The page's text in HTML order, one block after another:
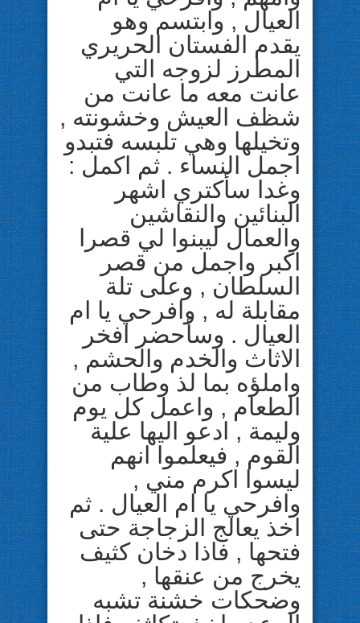
العيال , وابتسم وهو
يقدم الفستان الحريري
المطرز لزوجه التي
عانت معه ما عانت من
شظف العيش وخشونته ,
وتخيلها وهي تلبسه فتبدو
اجمل النساء . ثم اكمل :
وغدا سأكتري اشهر
البنائين والنقاشين
والعمال ليبنوا لي قصرا
اكبر واجمل من قصر
السلطان , وعلى تلة
مقابلة له , وافرحي يا ام
العيال . وسأحضر افخر
الاثاث والخدم والحشم ,
واملؤه بما لذ وطاب من
الطعام , واعمل كل يوم
وليمة , ادعو اليها علية
القوم , فيعلموا انهم
ليسوا اكرم مني ,
وافرحي يا ام العيال . ثم
اخذ يعالج الزجاجة حتى
فتحها , فاذا دخان كثيف
يخرج من عنقها ,
وضحكات خشنة تشبه